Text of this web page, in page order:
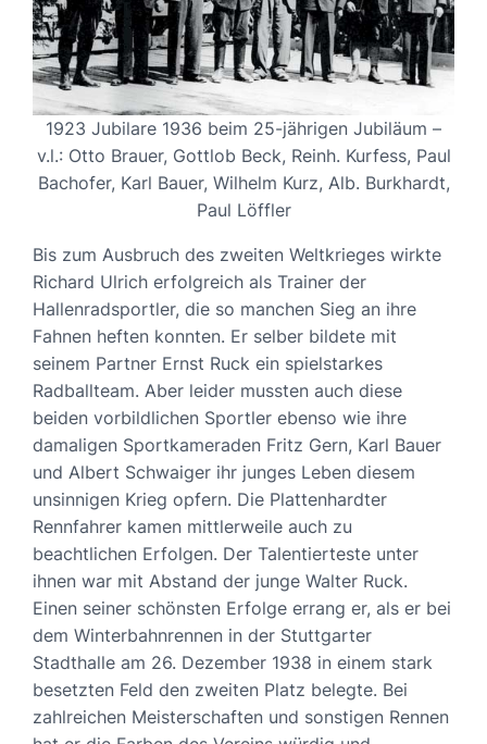
1923 Jubilare 1936 beim 25-jährigen Jubiläum –
v.l.: Otto Brauer, Gottlob Beck, Reinh. Kurfess, Paul
Bachofer, Karl Bauer, Wilhelm Kurz, Alb. Burkhardt,
Paul Löffler
Bis zum Ausbruch des zweiten Weltkrieges wirkte
Richard Ulrich erfolgreich als Trainer der
Hallenradsportler, die so manchen Sieg an ihre
Fahnen heften konnten. Er selber bildete mit
seinem Partner Ernst Ruck ein spielstarkes
Radballteam. Aber leider mussten auch diese
beiden vorbildlichen Sportler ebenso wie ihre
damaligen Sportkameraden Fritz Gern, Karl Bauer
und Albert Schwaiger ihr junges Leben diesem
unsinnigen Krieg opfern. Die Plattenhardter
Rennfahrer kamen mittlerweile auch zu
beachtlichen Erfolgen. Der Talentierteste unter
ihnen war mit Abstand der junge Walter Ruck.
Einen seiner schönsten Erfolge errang er, als er bei
dem Winterbahnrennen in der Stuttgarter
Stadthalle am 26. Dezember 1938 in einem stark
besetzten Feld den zweiten Platz belegte. Bei
zahlreichen Meisterschaften und sonstigen Rennen